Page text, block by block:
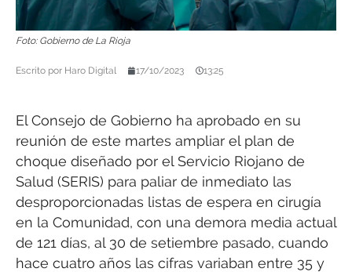
Foto: Gobierno de La Rioja
Escrito por Haro Digital 17/10/2023 13:25
El Consejo de Gobierno ha aprobado en su
reunión de este martes ampliar el plan de
choque diseñado por el Servicio Riojano de
Salud (SERIS) para paliar de inmediato las
desproporcionadas listas de espera en cirugía
en la Comunidad, con una demora media actual
de 121 días, al 30 de setiembre pasado, cuando
hace cuatro años las cifras variaban entre 35 y